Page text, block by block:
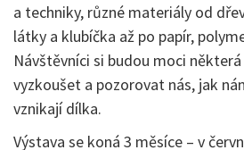
a techniky, různé materiály od
látky a klubíčka až po papír,
Návštěvníci si budou moci
vyzkoušet a pozorovat nás, jak
vznikají dílka.
Výstava se koná 3 měsíce – v